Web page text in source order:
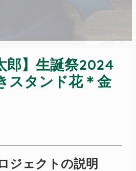
郎】生誕祭2024
スタンド花＊金
ジェクトの説明